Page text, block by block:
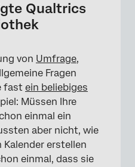
aus der Qualtrics
Fragen
anpassen können
Qualtrics
von Umfrage,
Fragen
fast ein beliebiges
Müssen Ihre
einmal ein
aber nicht, wie
Kalender erstellen
einmal, dass sie